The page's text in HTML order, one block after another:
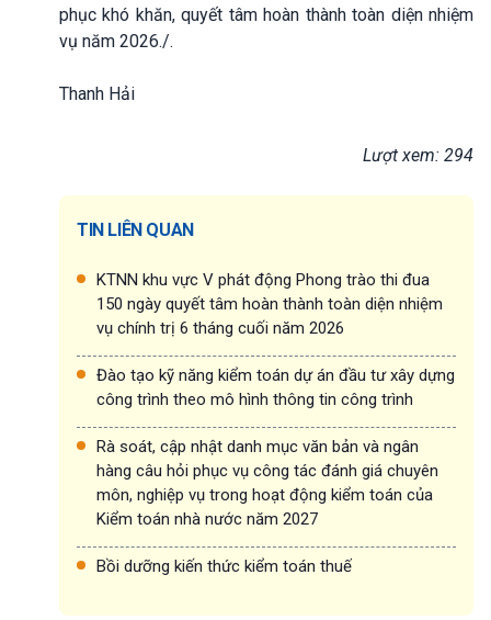
phục khó khăn, quyết tâm hoàn thành toàn diện nhiệm
vụ năm 2026./.
Thanh Hải
Lượt xem: 294
TIN LIÊN QUAN
KTNN khu vực V phát động Phong trào thi đua
150 ngày quyết tâm hoàn thành toàn diện nhiệm
vụ chính trị 6 tháng cuối năm 2026
Đào tạo kỹ năng kiểm toán dự án đầu tư xây dựng
công trình theo mô hình thông tin công trình
Rà soát, cập nhật danh mục văn bản và ngân
hàng câu hỏi phục vụ công tác đánh giá chuyên
môn, nghiệp vụ trong hoạt động kiểm toán của
Kiểm toán nhà nước năm 2027
Bồi dưỡng kiến thức kiểm toán thuế